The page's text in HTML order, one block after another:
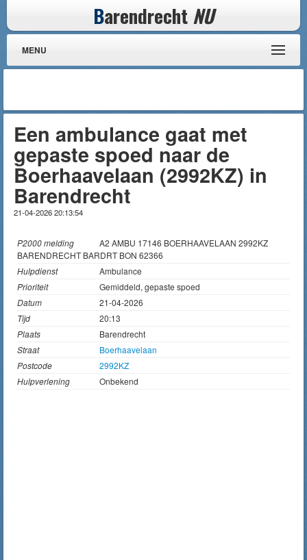
Barendrecht NU
MENU
Een ambulance gaat met
gepaste spoed naar de
Boerhaavelaan (2992KZ) in
Barendrecht
21-04-2026 20:13:54
P2000 melding
A2 AMBU 17146 BOERHAAVELAAN 2992KZ
BARENDRECHT BARDRT BON 62366
Hulpdienst
Ambulance
Prioriteit
Gemiddeld, gepaste spoed
Datum
21-04-2026
Tijd
20:13
Plaats
Barendrecht
Straat
Boerhaavelaan
Postcode
2992KZ
Hulpverlening
Onbekend